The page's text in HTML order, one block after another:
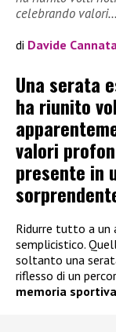
celebrando valori…
di Davide Cannata
Una serata
ha riunito
valori
presente in
Ridurre tutto a un
semplicistico.
soltanto una
riflesso di un
memoria sportiva